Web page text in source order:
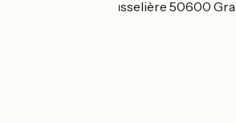
1 chemin de la Rousselière 50600